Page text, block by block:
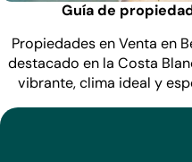
Guía de
Propiedades en Venta en
destacado en la Costa
vibrante, clima ideal y